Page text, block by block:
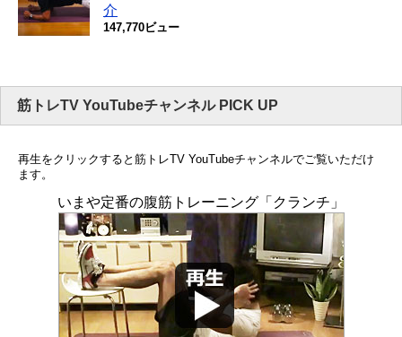
介
147,770ビュー
筋トレTV YouTubeチャンネル PICK UP
再生をクリックすると筋トレTV YouTubeチャンネルでご覧いただけ
ます。
いまや定番の腹筋トレーニング「クランチ」